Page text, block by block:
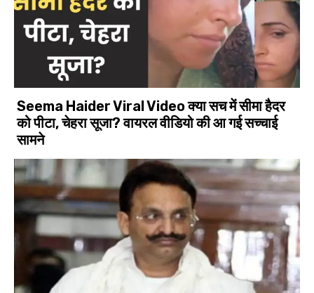
Seema Haider Viral Video क्या सच में सीमा हैदर
को पीटा, चेहरा सूजा? वायरल वीडियो की आ गई सच्चाई
सामने